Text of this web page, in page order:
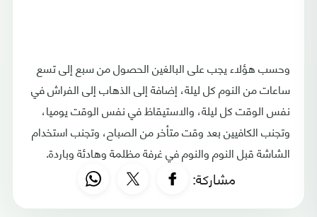
وحسب هؤلاء يجب على البالغين الحصول من سبع إلى تسع
ساعات من النوم كل ليلة، إضافة إلى الذهاب إلى الفراش في
نفس الوقت كل ليلة، والاستيقاظ في نفس الوقت يوميا،
وتجنب الكافيين بعد وقت متأخر من الصباح، وتجنب استخدام
الشاشة قبل النوم والنوم في غرفة مظلمة وهادئة وباردة.
مشاركة: